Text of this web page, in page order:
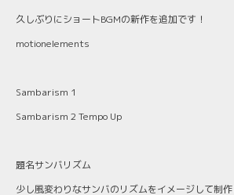
久しぶりにショートBGMの新作を追加です！
motionelements
Sambarism 1
Sambarism 2 Tempo Up
題名サンバリズム
少し風変わりなサンバのリズムをイメージして制作